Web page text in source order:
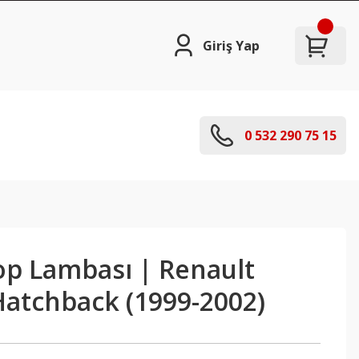
Giriş Yap
0 532 290 75 15
Lambası | Renault
(1999-2002)